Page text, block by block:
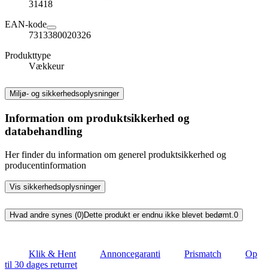
31418
EAN-kode
7313380020326
Produkttype
Vækkeur
Miljø- og sikkerhedsoplysninger
Information om produktsikkerhed og
databehandling
Her finder du information om generel produktsikkerhed og
producentinformation
Vis sikkerhedsoplysninger
Hvad andre synes (0)Dette produkt er endnu ikke blevet bedømt. 0
Klik & Hent Annoncegaranti Prismatch
Op
til 30 dages returret